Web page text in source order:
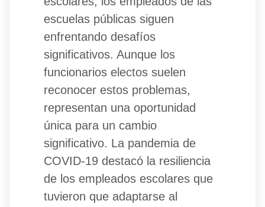
escuelas públicas siguen
enfrentando desafíos
significativos. Aunque los
funcionarios electos suelen
reconocer estos problemas,
representan una oportunidad
única para un cambio
significativo. La pandemia de
COVID-19 destacó la resiliencia
de los empleados escolares que
tuvieron que adaptarse al